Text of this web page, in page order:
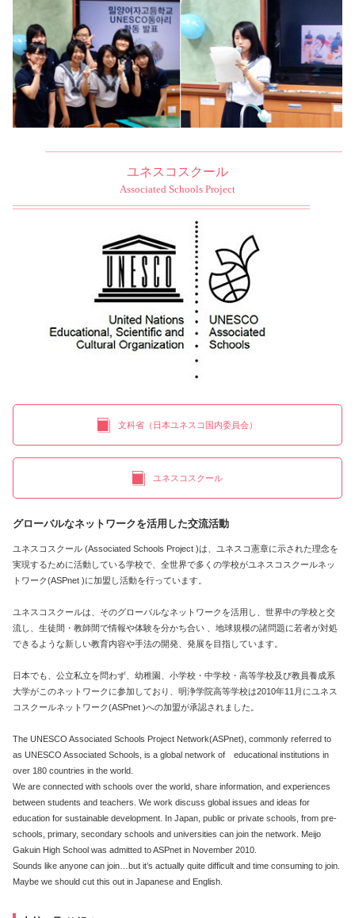
ユネスコスクール
Associated Schools Project
文科省（日本ユネスコ国内委員会）
ユネスコスクール
グローバルなネットワークを活用した交流活動
ユネスコスクール (Associated Schools Project )は、ユネスコ憲章に示された理念を
実現するために活動している学校で、全世界で多くの学校がユネスコスクールネッ
トワーク(ASPnet )に加盟し活動を行っています。
ユネスコスクールは、そのグローバルなネットワークを活用し、世界中の学校と交
流し、生徒間・教師間で情報や体験を分かち合い 、地球規模の諸問題に若者が対処
できるような新しい教育内容や手法の開発、発展を目指しています。
日本でも、公立私立を問わず、幼稚園、小学校・中学校・高等学校及び教員養成系
大学がこのネットワークに参加しており、明浄学院高等学校は2010年11月にユネス
コスクールネットワーク(ASPnet )への加盟が承認されました。
The UNESCO Associated Schools Project Network(ASPnet), commonly referred to
as UNESCO Associated Schools, is a global network of educational institutions in
over 180 countries in the world.
We are connected with schools over the world, share information, and experiences
between students and teachers. We work discuss global issues and ideas for
education for sustainable development. In Japan, public or private schools, from pre-
schools, primary, secondary schools and universities can join the network. Meijo
Gakuin High School was admitted to ASPnet in November 2010.
Sounds like anyone can join…but it’s actually quite difficult and time consuming to join.
Maybe we should cut this out in Japanese and English.